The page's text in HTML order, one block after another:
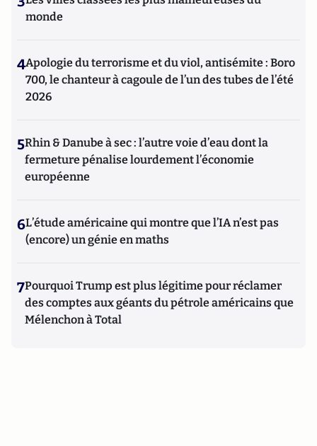
monde
4Apologie du terrorisme et du viol, antisémite : Boro
700, le chanteur à cagoule de l’un des tubes de l’été
2026
5Rhin & Danube à sec : l’autre voie d’eau dont la
fermeture pénalise lourdement l’économie
européenne
6L’étude américaine qui montre que l’IA n’est pas
(encore) un génie en maths
7Pourquoi Trump est plus légitime pour réclamer
des comptes aux géants du pétrole américains que
Mélenchon à Total